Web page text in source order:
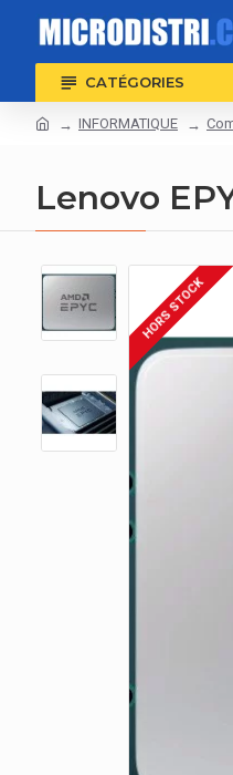
CATÉGORIES
INFORMATIQUE
Lenovo
HORS STOCK